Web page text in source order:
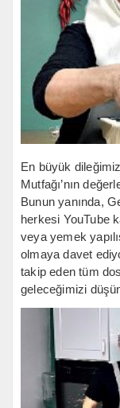
En büyük
Mutfağı’nın
Bunun yanında,
herkesi YouTube
veya yemek
olmaya davet
takip eden tüm
geleceğimizi